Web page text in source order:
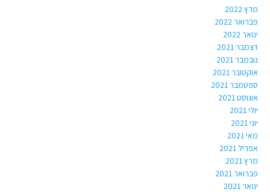
מרץ 2022
פברואר 2022
ינואר 2022
דצמבר 2021
נובמבר 2021
אוקטובר 2021
ספטמבר 2021
אוגוסט 2021
יולי 2021
יוני 2021
מאי 2021
אפריל 2021
מרץ 2021
פברואר 2021
ינואר 2021